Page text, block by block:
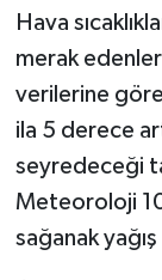
Hava
merak
verilerine
ila 5 derece
seyredeceği
Meteoroloji
sağanak